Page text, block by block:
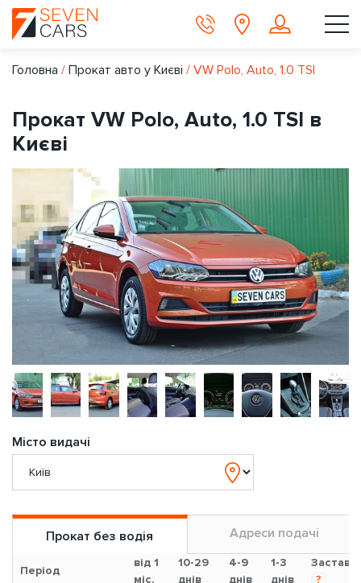
Головна / Прокат авто у Києві / VW Polo, Auto, 1.0 TSI
Прокат VW Polo, Auto, 1.0 TSI в
Києві
Місто видачі
Прокат без водія Адреси подачі
Період
від 1
міс.
10-29
днів
4-9
днів
1-3
днів
Застава
?